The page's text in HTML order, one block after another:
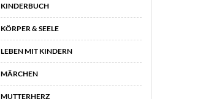
KINDERBUCH
KÖRPER & SEELE
LEBEN MIT KINDERN
MÄRCHEN
MUTTERHERZ